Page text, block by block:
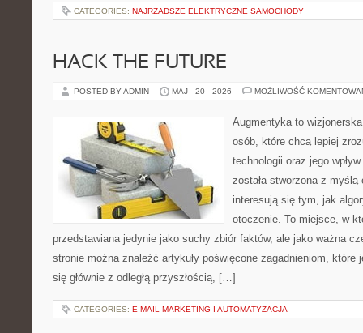
CATEGORIES: NAJRZADSZE ELEKTRYCZNE SAMOCHODY
HACK THE FUTURE
POSTED BY ADMIN MAJ - 20 - 2026 MOŻLIWOŚĆ
Augmentyka to
osób, które chcą lepiej
technologii oraz jego
została stworzona z
interesują się tym, jak
otoczenie. To miejsce, w
przedstawiana jedynie jako suchy zbiór faktów, ale jako ważna
stronie można znaleźć artykuły poświęcone zagadnieniom, które
się głównie z odległą przyszłością, […]
CATEGORIES: E-MAIL MARKETING I AUTOMATYZACJA